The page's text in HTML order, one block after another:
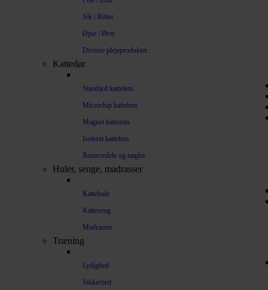
Sår / Rifter
Øjne / Ører
Diverse plejeprodukter
Kattedør
Standard kattelem
Microchip kattelem
Magnet kattelem
Isoleret kattelem
Reservedele og nøgler
Huler, senge, madrasser
Kattehule
Katteseng
Madrasser
Træning
Lydighed
Sikkerhed